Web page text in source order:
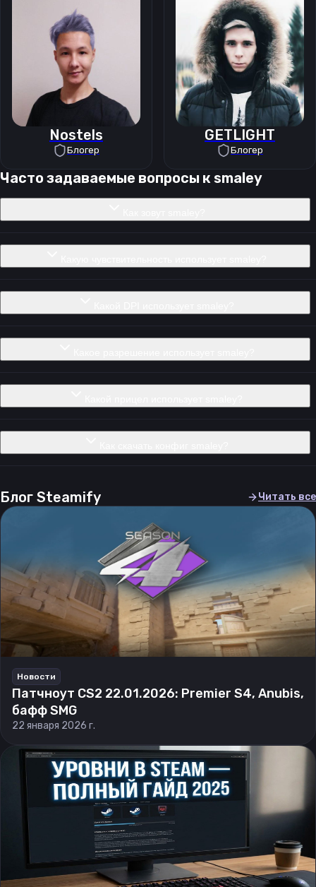
Nostels
Блогер
GETLIGHT
Блогер
Часто задаваемые вопросы кsmaley
Блог Steamify Читать все
Новости
Патчноут CS2 22.01.2026: Premier S4, Anubis,
бафф SMG
22 января 2026 г.